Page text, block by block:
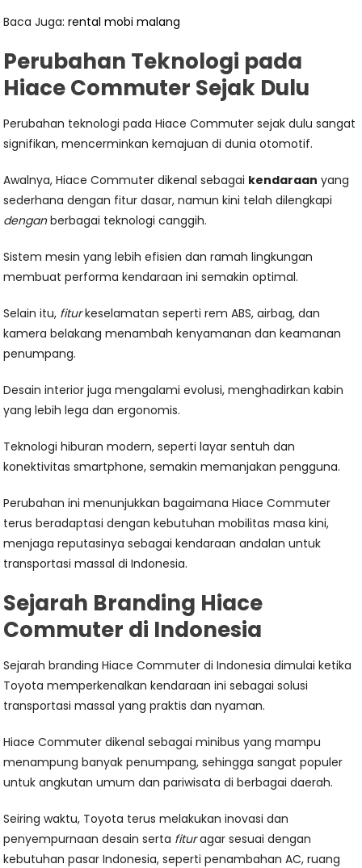
Baca Juga:rental mobi malang
Perubahan Teknologi pada
Hiace Commuter Sejak Dulu
Perubahan teknologi pada Hiace Commuter sejak dulu sangat
signifikan, mencerminkan kemajuan di dunia otomotif.
Awalnya, Hiace Commuter dikenal sebagai kendaraan yang
sederhana dengan fitur dasar, namun kini telah dilengkapi
denganberbagai teknologi canggih.
Sistem mesin yang lebih efisien dan ramah lingkungan
membuat performa kendaraan ini semakin optimal.
Selain itu, fiturkeselamatan seperti rem ABS, airbag, dan
kamera belakang menambah kenyamanan dan keamanan
penumpang.
Desain interior juga mengalami evolusi, menghadirkan kabin
yang lebih lega dan ergonomis.
Teknologi hiburan modern, seperti layar sentuh dan
konektivitas smartphone, semakin memanjakan pengguna.
Perubahan ini menunjukkan bagaimana Hiace Commuter
terus beradaptasi dengan kebutuhan mobilitas masa kini,
menjaga reputasinya sebagai kendaraan andalan untuk
transportasi massal di Indonesia.
Sejarah Branding Hiace
Commuter di Indonesia
Sejarah branding Hiace Commuter di Indonesia dimulai ketika
Toyota memperkenalkan kendaraan ini sebagai solusi
transportasi massal yang praktis dan nyaman.
Hiace Commuter dikenal sebagai minibus yang mampu
menampung banyak penumpang, sehingga sangat populer
untuk angkutan umum dan pariwisata di berbagai daerah.
Seiring waktu, Toyota terus melakukan inovasi dan
penyempurnaan desain serta fituragar sesuai dengan
kebutuhan pasar Indonesia, seperti penambahan AC, ruang